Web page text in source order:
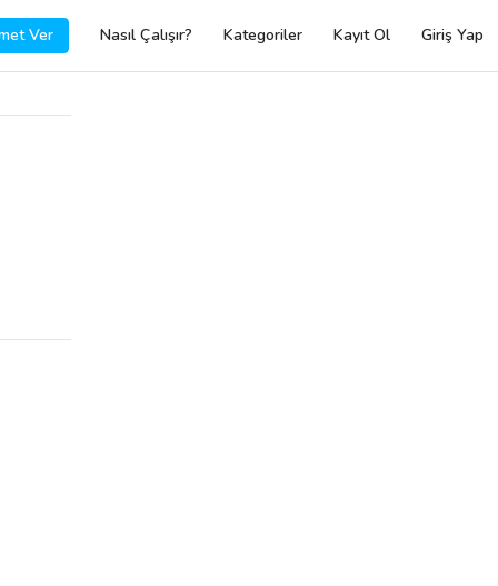
Ver Nasıl Çalışır? Kategoriler Kayıt Ol Giriş Yap